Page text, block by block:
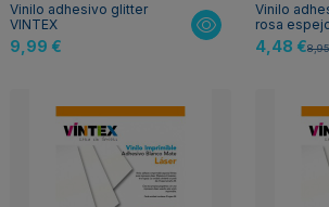
Vinilo adhesivo glitter
VINTEX
9,99 €
Vinilo
rosa
4,48 €